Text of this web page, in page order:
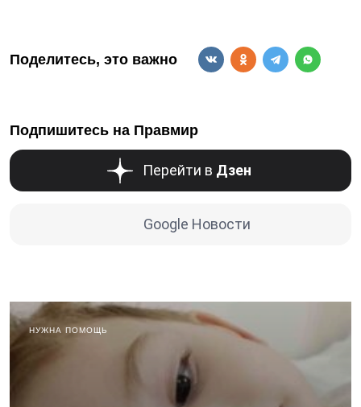
Поделитесь, это важно
Подпишитесь на Правмир
Перейти в Дзен
Google Новости
НУЖНА ПОМОЩЬ